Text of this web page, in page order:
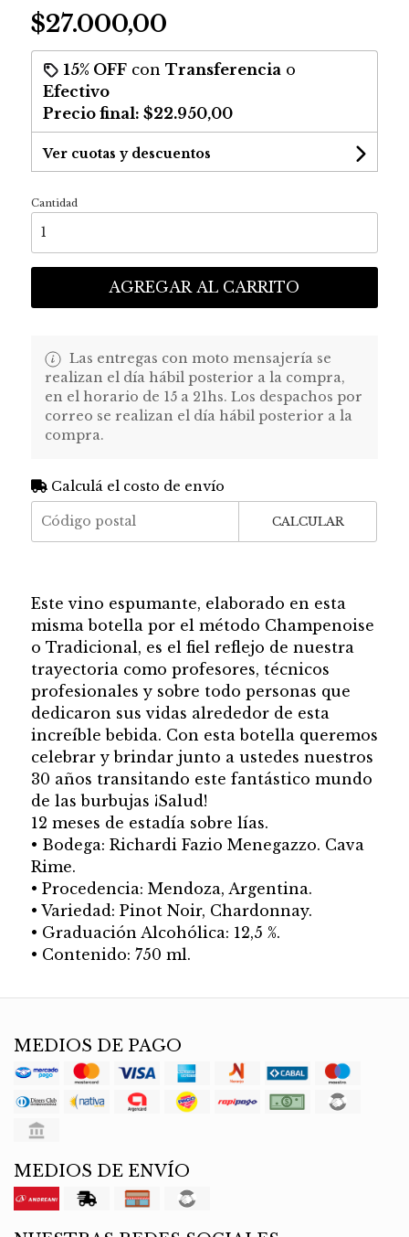
$27.000,00
15% OFFcon Transferencia o
Efectivo
Precio final: $22.950,00
Ver cuotas y descuentos
Cantidad
AGREGAR AL CARRITO
Las entregas con moto mensajería se
realizan el día hábil posterior a la compra,
en el horario de 15 a 21hs. Los despachos por
correo se realizan el día hábil posterior a la
compra.
Calculá el costo de envío
CALCULAR
Este vino espumante, elaborado en esta
misma botella por el método Champenoise
o Tradicional, es el fiel reflejo de nuestra
trayectoria como profesores, técnicos
profesionales y sobre todo personas que
dedicaron sus vidas alrededor de esta
increíble bebida. Con esta botella queremos
celebrar y brindar junto a ustedes nuestros
30 años transitando este fantástico mundo
de las burbujas ¡Salud!
12 meses de estadía sobre lías.
• Bodega: Richardi Fazio Menegazzo. Cava
Rime.
• Procedencia: Mendoza, Argentina.
• Variedad: Pinot Noir, Chardonnay.
• Graduación Alcohólica: 12,5 %.
• Contenido: 750 ml.
MEDIOS DE PAGO
MEDIOS DE ENVÍO